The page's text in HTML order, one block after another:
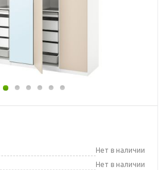
Нет в наличии
Нет в наличии